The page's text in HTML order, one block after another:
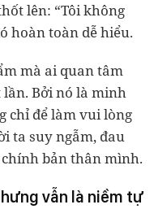
lên: “Tôi không
hoàn toàn dễ hiểu.
mà ai quan tâm
Bởi nó là minh
chỉ để làm vui lòng
ta suy ngẫm, đau
bản thân mình.
vẫn là niềm tự